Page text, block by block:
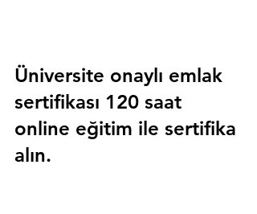
Üniversite onaylı emlak
sertifikası 120 saat
online eğitim ile sertifika
alın.